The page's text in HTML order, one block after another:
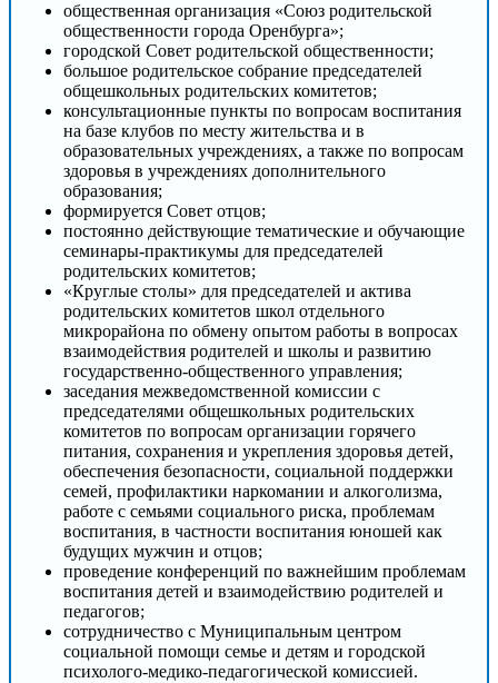
общественная организация «Союз родительской
общественности города Оренбурга»;
городской Совет родительской общественности;
большое родительское собрание председателей
общешкольных родительских комитетов;
консультационные пункты по вопросам воспитания
на базе клубов по месту жительства и в
образовательных учреждениях, а также по вопросам
здоровья в учреждениях дополнительного
образования;
формируется Совет отцов;
постоянно действующие тематические и обучающие
семинары-практикумы для председателей
родительских комитетов;
«Круглые столы» для председателей и актива
родительских комитетов школ отдельного
микрорайона по обмену опытом работы в вопросах
взаимодействия родителей и школы и развитию
государственно-общественного управления;
заседания межведомственной комиссии с
председателями общешкольных родительских
комитетов по вопросам организации горячего
питания, сохранения и укрепления здоровья детей,
обеспечения безопасности, социальной поддержки
семей, профилактики наркомании и алкоголизма,
работе с семьями социального риска, проблемам
воспитания, в частности воспитания юношей как
будущих мужчин и отцов;
проведение конференций по важнейшим проблемам
воспитания детей и взаимодействию родителей и
педагогов;
сотрудничество с Муниципальным центром
социальной помощи семье и детям и городской
психолого-медико-педагогической комиссией.